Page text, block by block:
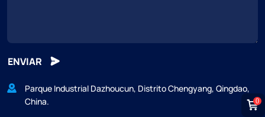
ENVIAR
Parque Industrial Dazhoucun, Distrito Chengyang, Qingdao,
China.
0